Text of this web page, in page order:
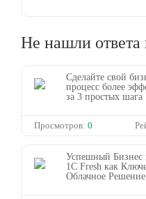
Не нашли ответа
Сделайте свой
процесс более
за 3 простых шага
Просмотров: 0
Успешный Бизнес
1С Fresh как
Облачное Решение